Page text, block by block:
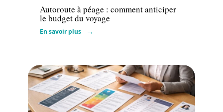
Autoroute à péage : comment anticiper
le budget du voyage
En savoir plus